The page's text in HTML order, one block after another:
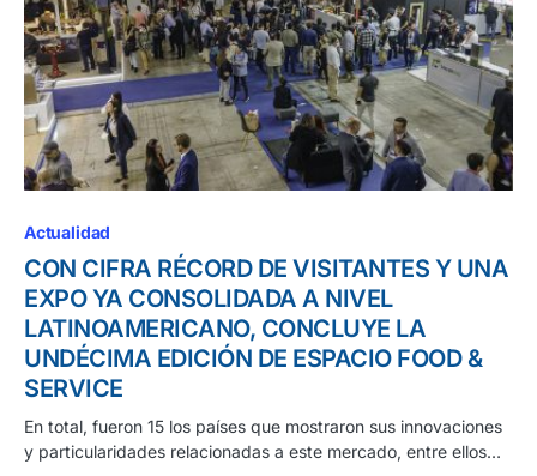
Actualidad
CON CIFRA RÉCORD DE VISITANTES Y UNA
EXPO YA CONSOLIDADA A NIVEL
LATINOAMERICANO, CONCLUYE LA
UNDÉCIMA EDICIÓN DE ESPACIO FOOD &
SERVICE
En total, fueron 15 los países que mostraron sus innovaciones
y particularidades relacionadas a este mercado, entre ellos…